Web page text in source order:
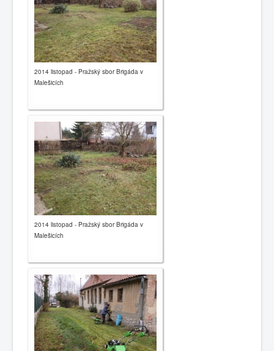
2014 listopad - Pražský sbor Brigáda v
Malešicích
2014 listopad - Pražský sbor Brigáda v
Malešicích